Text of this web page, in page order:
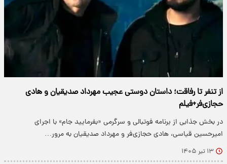
از تنفر تا رفاقت؛ داستان دوستی عجیب مهرداد صدیقیان و هادی
حجازی‌فر+فیلم
در بخش جذابی از برنامه فوتبالی و سرگرمی «بفرمایید جام» با اجرای
امیرحسین قیاسی، هادی حجازی‌فر و مهرداد صدیقیان به مرور…
۱۳ تیر ۱۴۰۵